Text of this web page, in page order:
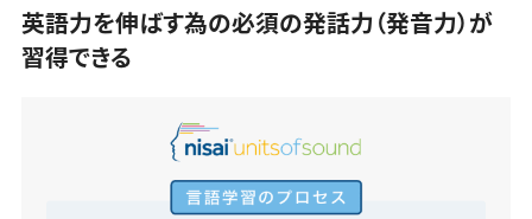
英語力を伸ばす為の必須の発話力（発音力）が
習得できる